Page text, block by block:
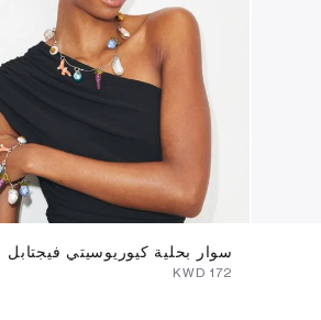
سوار بحلية كيوريوسيتي فيجتابل